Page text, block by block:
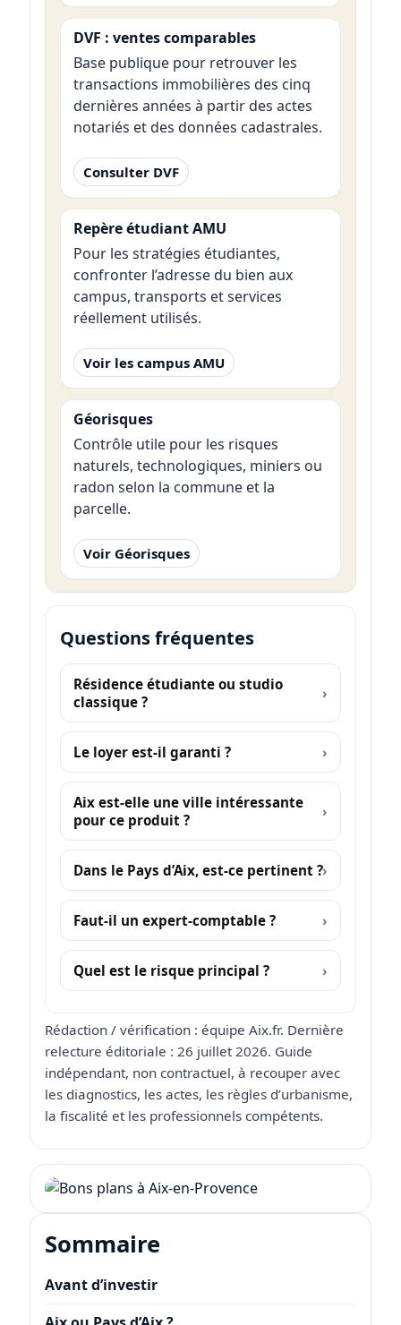
DVF : ventes comparables
Base publique pour retrouver les
transactions immobilières des cinq
dernières années à partir des actes
notariés et des données cadastrales.
Consulter DVF
Repère étudiant AMU
Pour les stratégies étudiantes,
confronter l’adresse du bien aux
campus, transports et services
réellement utilisés.
Voir les campus AMU
Géorisques
Contrôle utile pour les risques
naturels, technologiques, miniers ou
radon selon la commune et la
parcelle.
Voir Géorisques
Questions fréquentes
Résidence étudiante ou studio
classique ?
Le loyer est-il garanti ?
Aix est-elle une ville intéressante
pour ce produit ?
Dans le Pays d’Aix, est-ce pertinent ?
Faut-il un expert-comptable ?
Quel est le risque principal ?
Rédaction / vérification : équipe Aix.fr. Dernière
relecture éditoriale : 26 juillet 2026. Guide
indépendant, non contractuel, à recouper avec
les diagnostics, les actes, les règles d’urbanisme,
la fiscalité et les professionnels compétents.
Sommaire
Avant d’investir